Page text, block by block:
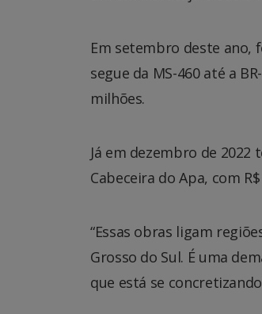
Em setembro deste ano,
segue da MS-460 até a
milhões.
Já em dezembro de
Cabeceira do Apa, com
“Essas obras ligam
Grosso do Sul. É uma
que está se